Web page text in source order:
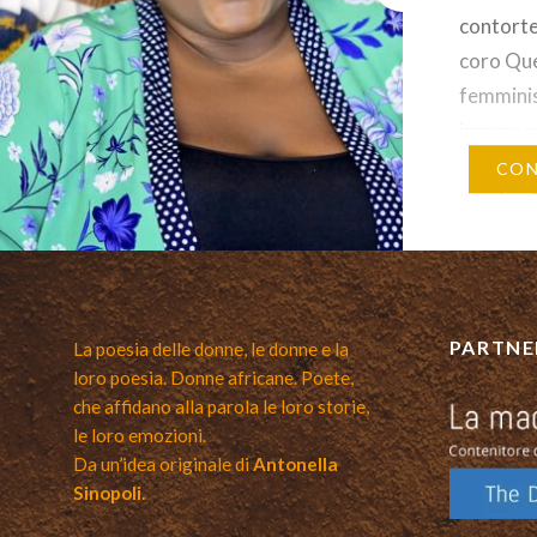
coro
il suo
quelle
punto-
famelici
La poesia delle donne, le donne e la
loro poesia. Donne africane. Poete,
che affidano alla parola le loro storie,
le loro emozioni.
Da un’idea originale diAntonella
Sinopoli.